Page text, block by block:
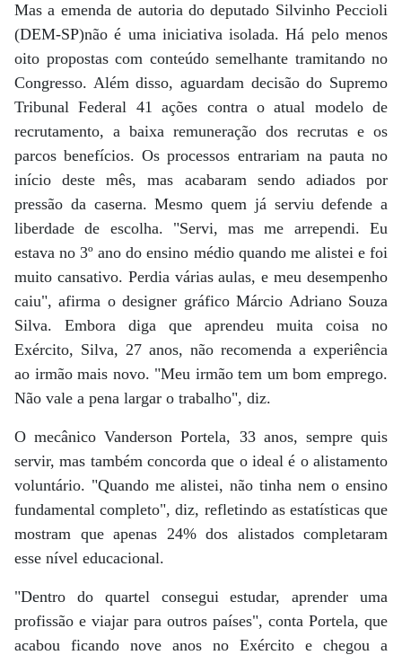
Mas a emenda de autoria do deputado Silvinho Peccioli
(DEM-SP)não é uma iniciativa isolada. Há pelo menos
oito propostas com conteúdo semelhante tramitando no
Congresso. Além disso, aguardam decisão do Supremo
Tribunal Federal 41 ações contra o atual modelo de
recrutamento, a baixa remuneração dos recrutas e os
parcos benefícios. Os processos entrariam na pauta no
início deste mês, mas acabaram sendo adiados por
pressão da caserna. Mesmo quem já serviu defende a
liberdade de escolha. "Servi, mas me arrependi. Eu
estava no 3º ano do ensino médio quando me alistei e foi
muito cansativo. Perdia várias aulas, e meu desempenho
caiu", afirma o designer gráfico Márcio Adriano Souza
Silva. Embora diga que aprendeu muita coisa no
Exército, Silva, 27 anos, não recomenda a experiência
ao irmão mais novo. "Meu irmão tem um bom emprego.
Não vale a pena largar o trabalho", diz.
O mecânico Vanderson Portela, 33 anos, sempre quis
servir, mas também concorda que o ideal é o alistamento
voluntário. "Quando me alistei, não tinha nem o ensino
fundamental completo", diz, refletindo as estatísticas que
mostram que apenas 24% dos alistados completaram
esse nível educacional.
"Dentro do quartel consegui estudar, aprender uma
profissão e viajar para outros países", conta Portela, que
acabou ficando nove anos no Exército e chegou a